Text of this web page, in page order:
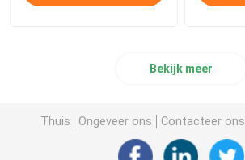
Bekijk meer
Thuis Ongeveer ons Contacteer ons